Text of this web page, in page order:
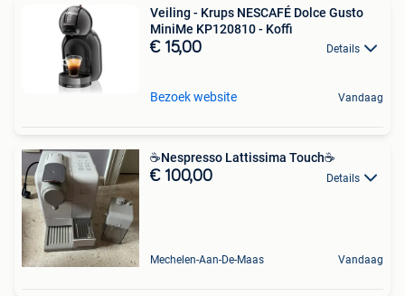
Veiling - Krups NESCAFÉ Dolce Gusto
MiniMe KP120810 - Koffi
€ 15,00 Details
Bezoek website Vandaag
☕️Nespresso Lattissima Touch☕️
€ 100,00 Details
Mechelen-Aan-De-Maas Vandaag